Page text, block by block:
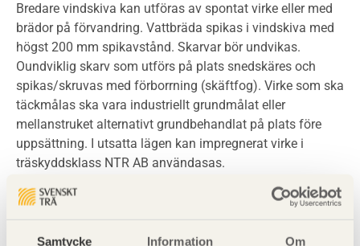
Samtycke Information Om
Bredare vindskiva kan utföras av spontat virke eller med
brädor på förvandring. Vattbräda spikas i vindskiva med
högst 200 mm spikavstånd. Skarvar bör undvikas.
Oundviklig skarv som utförs på plats snedskäres och
spikas/skruvas med förborrning (skäftfog). Virke som ska
täckmålas ska vara industriellt grundmålat eller
mellanstruket alternativt grundbehandlat på plats före
uppsättning. I utsatta lägen kan impregnerat virke i
träskyddsklass NTR AB användasas.
Brandklassificering